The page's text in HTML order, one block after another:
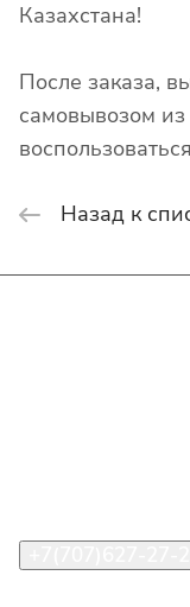
Казахстана!
После заказа,
самовывозом
Назад к